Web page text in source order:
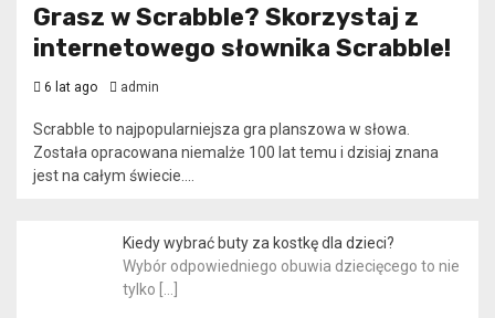
Grasz w Scrabble? Skorzystaj z
internetowego słownika Scrabble!
6 lat ago admin
Scrabble to najpopularniejsza gra planszowa w słowa.
Została opracowana niemalże 100 lat temu i dzisiaj znana
jest na całym świecie....
Kiedy wybrać buty za kostkę dla dzieci?
Wybór odpowiedniego obuwia dziecięcego to nie
tylko